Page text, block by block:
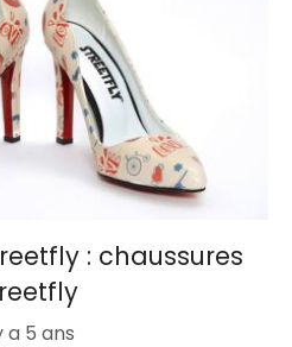
: chaussures
a 5 ans